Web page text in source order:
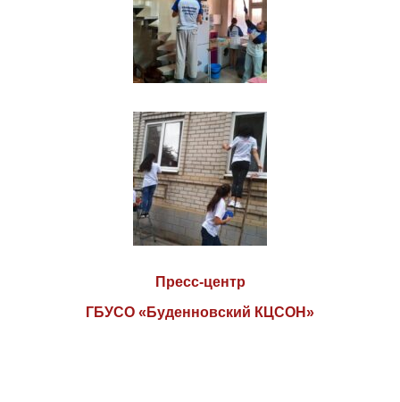
Пресс-центр
ГБУСО «Буденновский КЦСОН»